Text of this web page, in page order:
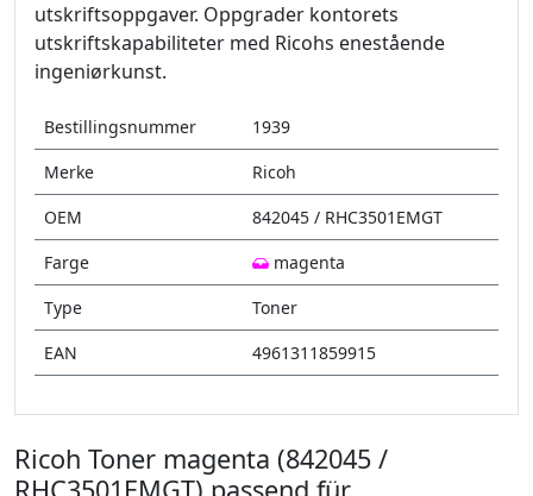
utskriftsoppgaver. Oppgrader kontorets
utskriftskapabiliteter med Ricohs enestående
ingeniørkunst.
Bestillingsnummer
1939
Merke
Ricoh
OEM
842045 / RHC3501EMGT
Farge
magenta
Type
Toner
EAN
4961311859915
Ricoh Toner magenta (842045 /